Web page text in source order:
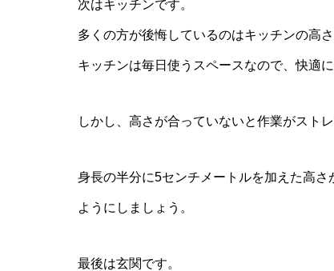
次はキッチンです。
多くの方が後悔しているのはキッチンの高
キッチンは毎日使うスペースなので、快適
しかし、高さが合っていないと作業がスト
身長の半分に5センチメートルを加えた高
ようにしましょう。
最後は玄関です。